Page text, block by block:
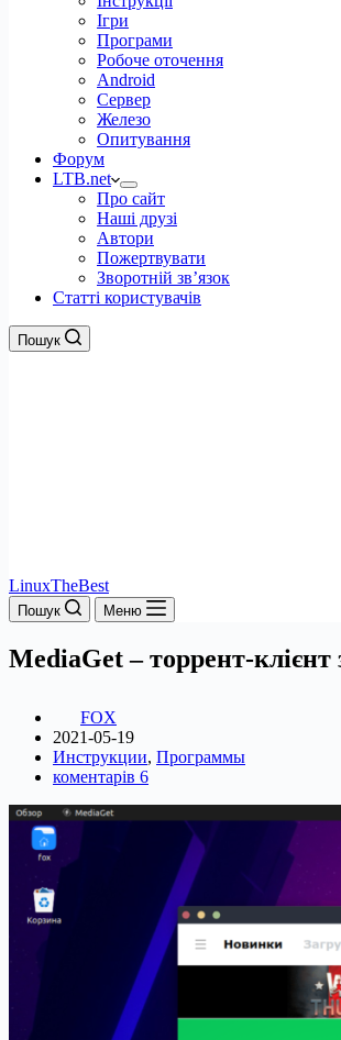
Ігри
Програми
Робоче оточення
Android
Сервер
Железо
Опитування
Форум
LTB.net
Про сайт
Наші друзі
Автори
Пожертвувати
Зворотній зв’язок
Статті користувачів
Пошук
LinuxTheBest
Пошук Меню
MediaGet – торрент-
FOX
2021-05-19
Инструкции, Программы
коментарів 6